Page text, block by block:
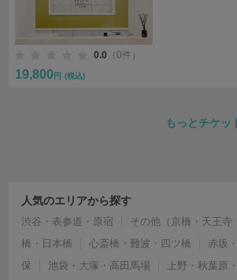
0.0 （0件）
19,800 円 (税込)
もっとチケッ
人気のエリアから探す
渋谷・表参道・原宿 その他（京橋・天王寺
橋・日本橋
心斎橋・難波・四ツ橋 赤坂
保
池袋・大塚・高田馬場 上野・秋葉原